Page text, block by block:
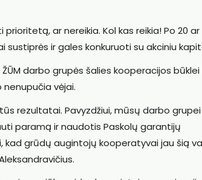
ar nereikia. Kol kas reikia! Po 20 ar
ir gales konkuruoti su akciniu
darbo grupės šalies kooperacijos būklei
vėjai.
rezultatai. Pavyzdžiui, mūsų darbo grupei
paramą ir naudotis Paskolų garantijų
kad grūdų augintojų kooperatyvai jau šią